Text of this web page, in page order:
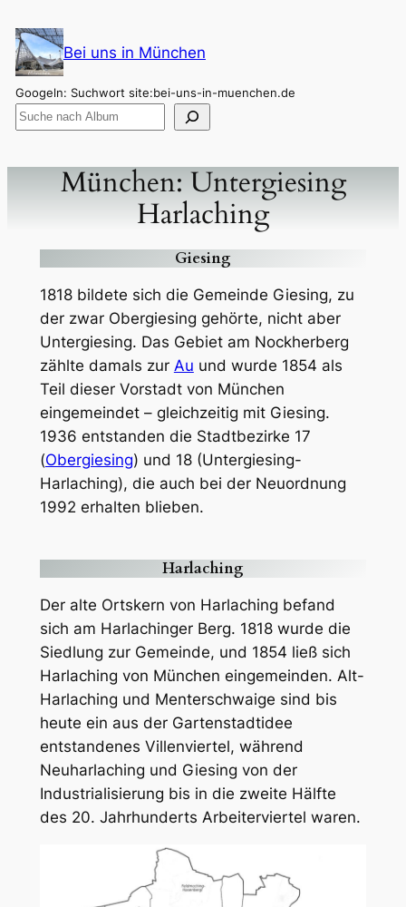
Inhalt
springen
Bei uns in München
Googeln: Suchwort site:bei-uns-in-muenchen.de
München: Untergiesing
Harlaching
Giesing
1818 bildete sich die Gemeinde Giesing, zu
der zwar Obergiesing gehörte, nicht aber
Untergiesing. Das Gebiet am Nockherberg
zählte damals zur Au und wurde 1854 als
Teil dieser Vorstadt von München
eingemeindet – gleichzeitig mit Giesing.
1936 entstanden die Stadtbezirke 17
(Obergiesing) und 18 (Untergiesing-
Harlaching), die auch bei der Neuordnung
1992 erhalten blieben.
Harlaching
Der alte Ortskern von Harlaching befand
sich am Harlachinger Berg. 1818 wurde die
Siedlung zur Gemeinde, und 1854 ließ sich
Harlaching von München eingemeinden. Alt-
Harlaching und Menterschwaige sind bis
heute ein aus der Gartenstadtidee
entstandenes Villenviertel, während
Neuharlaching und Giesing von der
Industrialisierung bis in die zweite Hälfte
des 20. Jahrhunderts Arbeiterviertel waren.